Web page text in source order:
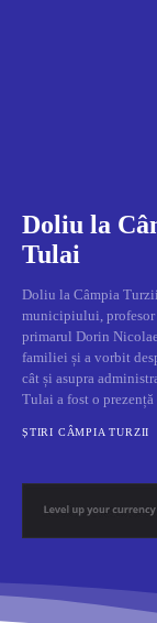
Doliu la
Tulai
Doliu la Câmpia
municipiului,
primarul Dorin
familiei și a vorbit
cât și asupra
Tulai a fost o prezență
ȘTIRI CÂMPIA TURZII